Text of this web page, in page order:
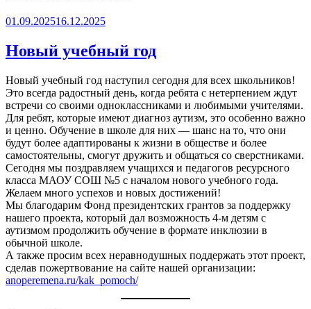
Опубликовано
01.09.202516.12.2025
Новый учебный год
Новый учебный год наступил сегодня для всех школьников!
Это всегда радостный день, когда ребята с нетерпением ждут
встречи со своими одноклассниками и любимыми учителями.
Для ребят, которые имеют диагноз аутизм, это особенно важно
и ценно. Обучение в школе для них — шанс на то, что они
будут более адаптированы к жизни в обществе и более
самостоятельны, смогут дружить и общаться со сверстниками.
Сегодня мы поздравляем учащихся и педагогов ресурсного
класса МАОУ СОШ №5 с началом нового учебного года.
Желаем много успехов и новых достижений!
Мы благодарим Фонд президентских грантов за поддержку
нашего проекта, который дал возможность 4-м детям с
аутизмом продолжить обучение в формате инклюзии в
обычной школе.
А также просим всех неравнодушных поддержать этот проект,
сделав пожертвование на сайте нашей организации:
anoperemena.ru/kak_pomoch/